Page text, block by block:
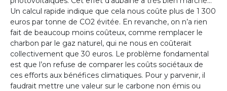
Un calcul rapide indique que cela nous coûte plus de 1 300
euros par tonne de CO2 évitée. En revanche, on n’a rien
fait de beaucoup moins coûteux, comme remplacer le
charbon par le gaz naturel, qui ne nous en coûterait
collectivement que 30 euros. Le problème fondamental
est que l’on refuse de comparer les coûts sociétaux de
ces efforts aux bénéfices climatiques. Pour y parvenir, il
faudrait mettre une valeur sur le carbone non émis ou